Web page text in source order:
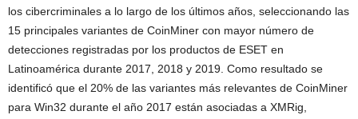
los cibercriminales a lo largo de los últimos años, seleccionando las
15 principales variantes de CoinMiner con mayor número de
detecciones registradas por los productos de ESET en
Latinoamérica durante 2017, 2018 y 2019. Como resultado se
identificó que el 20% de las variantes más relevantes de CoinMiner
para Win32 durante el año 2017 están asociadas a XMRig,